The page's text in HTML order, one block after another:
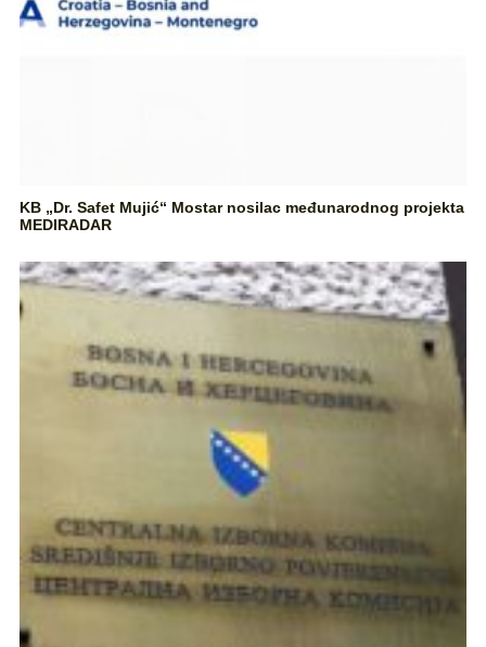
KB „Dr. Safet Mujić“ Mostar nosilac međunarodnog projekta
MEDIRADAR